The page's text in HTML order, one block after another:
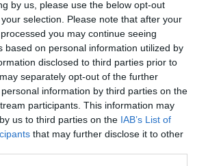
by us, please use the below opt-out
selection. Please note that after your
you may continue seeing
based on personal information utilized by
disclosed to third parties prior to
separately opt-out of the further
information by third parties on the
participants. This information may
us to third parties on the IAB’s List of
that may further disclose it to other
per l'aplicació de les noves
i l'efectivitat de les
aprovades a finals del 2024.
el dèficit es reduirà fins al 2,7%
el 2,4% el 2026.
BBVA Research destaca que el
regles fiscals avançarà un to
de la política fiscal" en el